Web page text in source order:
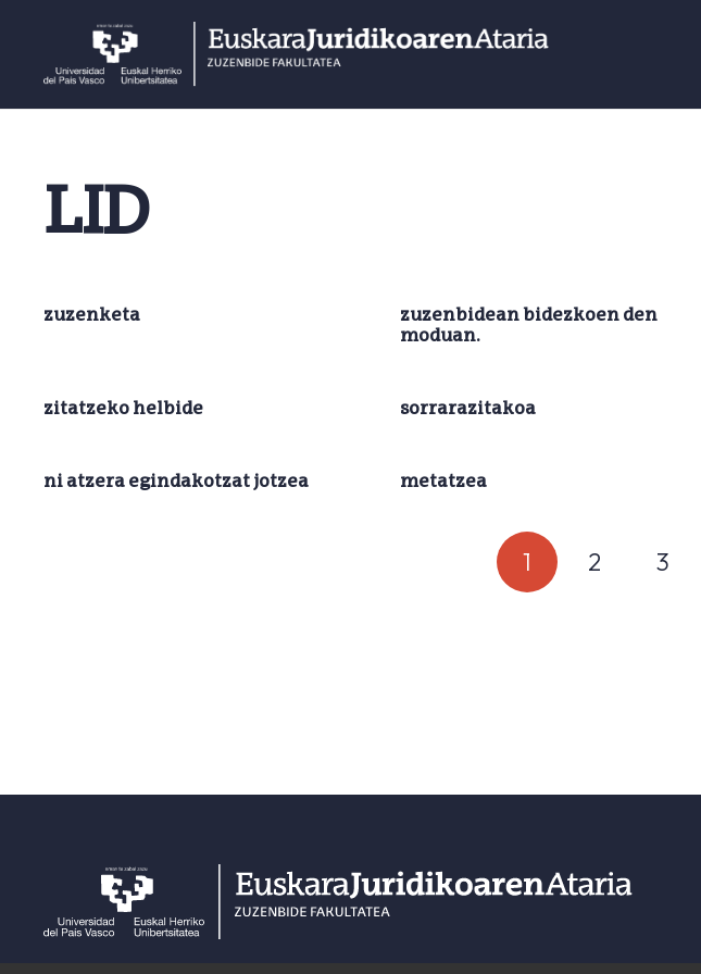
LID
zuzenketa
zuzenbidean bidezkoen den
moduan.
zitatzeko helbide sorrarazitakoa
ni atzera egindakotzat jotzea metatzea
1 2 3